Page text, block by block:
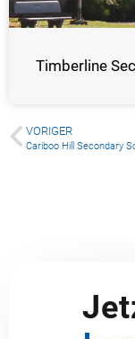
Timberline
VORIGER
Cariboo Hill Secondary